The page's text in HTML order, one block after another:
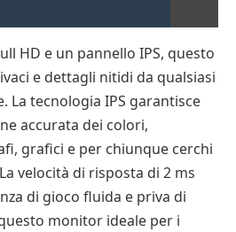
HD e un pannello IPS, questo
e dettagli nitidi da qualsiasi
La tecnologia IPS garantisce
accurata dei colori,
grafici e per chiunque cerchi
velocità di risposta di 2 ms
di gioco fluida e priva di
monitor ideale per i